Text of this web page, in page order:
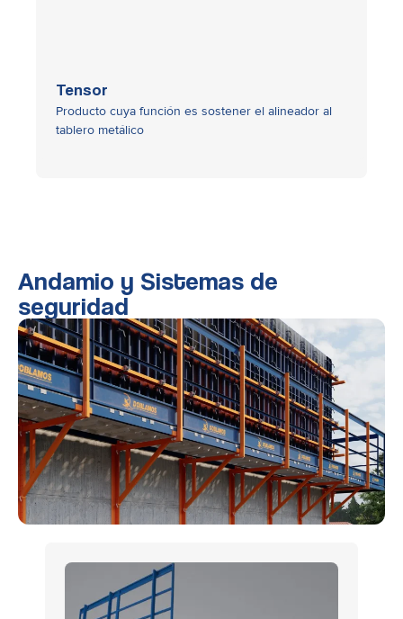
Tensor
Producto cuya función es sostener el alineador al
tablero metálico
Andamio y Sistemas de
seguridad